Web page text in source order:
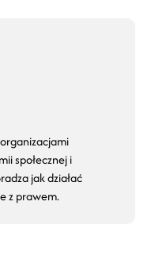
społecznej i
jak działać
z prawem.